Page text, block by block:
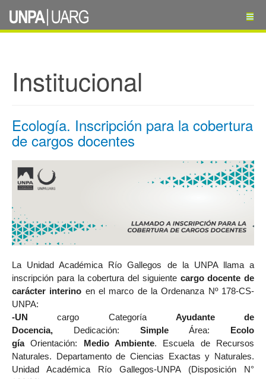
Institucional
Ecología. Inscripción para la cobertura
de cargos docentes
La Unidad Académica Río Gallegos de la UNPA llama a
inscripción para la cobertura del siguiente cargo docente de
carácter interino en el marco de la Ordenanza Nº 178-CS-
UNPA:
-UNcargo CategoríaAyudante de
Docencia,
Dedicación: SimpleÁrea:
Ecolo
gíaOrientación: Medio Ambiente. Escuela de Recursos
Naturales. Departamento de Ciencias Exactas y Naturales.
Unidad Académica Río Gallegos-UNPA (Disposición N°